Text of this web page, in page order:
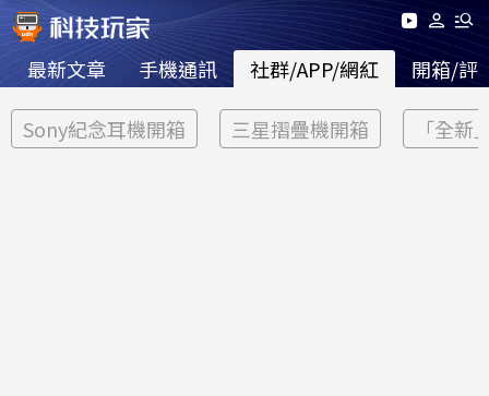
最新文章 手機通訊 社群/APP/網紅 開箱/評
Sony紀念耳機開箱 三星摺疊機開箱 「全新